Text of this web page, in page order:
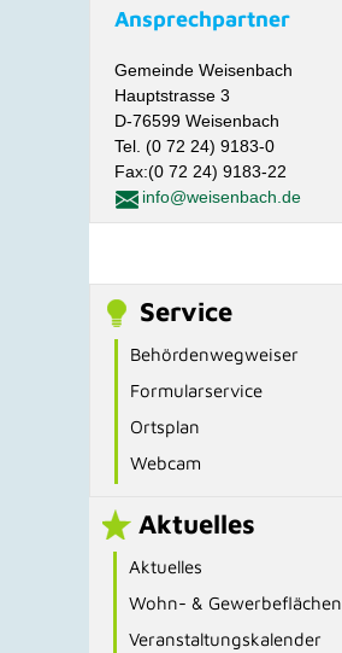
Ansprechpartner
Gemeinde Weisenbach
Hauptstrasse 3
D-76599 Weisenbach
Tel. (0 72 24) 9183-0
Fax:(0 72 24) 9183-22
info@weisenbach.de
Service
Behördenwegweiser
Formularservice
Ortsplan
Webcam
Aktuelles
Aktuelles
Wohn- & Gewerbeflächen
Veranstaltungskalender